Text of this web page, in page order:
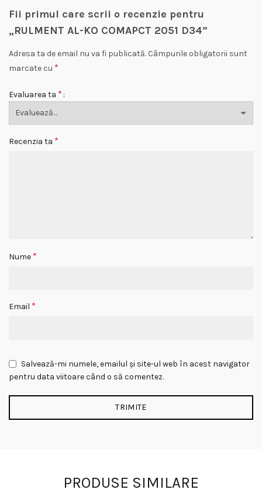
Fii primul care scrii o recenzie pentru
„RULMENT AL-KO COMAPCT 2051 D34”
Adresa ta de email nu va fi publicată. Câmpurile obligatorii sunt
marcate cu *
Evaluarea ta *
Recenzia ta *
Nume *
Email *
Salvează-mi numele, emailul și site-ul web în acest navigator
pentru data viitoare când o să comentez.
PRODUSE SIMILARE